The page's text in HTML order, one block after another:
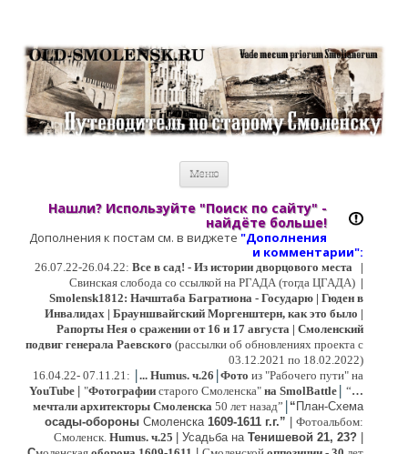
открытки, карты …
Меню
Нашли? Используйте "Поиск по сайту" -
найдёте больше!
Дополнения к постам см. в виджете "Дополнения
и комментарии":
26.07.22-26.04.22: Все в сад! - Из истории дворцового места
|
Свинская слобода со ссылкой на РГАДА (тогда ЦГАДА) |
Smolensk1812: Начштаба Багратиона - Государю | Гюден в
Инвалидах | Брауншвайгский Моргенштерн, как это было |
Рапорты Нея о сражении от 16 и 17 августа | Смоленский
подвиг генерала Раевского (рассылки об обновлениях проекта с
03.12.2021 по 18.02.2022)
16.04.22- 07.11.21: |... Humus. ч.26 |Фото из "Рабочего пути" на
YouTube
"Фотографии старого Смоленска" на SmolBattle | “…
мечтали архитекторы Смоленска 50 лет назад” | “ План-Схема
осады-обороны Смоленска 1609-1611 г.г.”
Фотоальбом:
Смоленск. Humus. ч.25 | Усадьба на Тенишевой 21, 23?